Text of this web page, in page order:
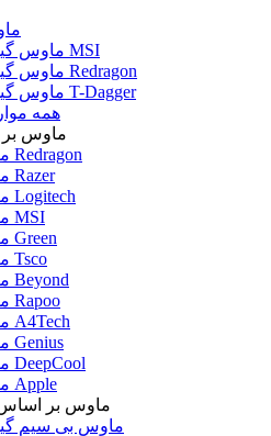
ماوس گیمینگ MSI
ماوس گیمینگ Redragon
ماوس گیمینگ T-Dagger
همه
ماوس بر
ماوس Redragon
ماوس Razer
ماوس Logitech
ماوس MSI
ماوس Green
ماوس Tsco
ماوس Beyond
ماوس Rapoo
ماوس A4Tech
ماوس Genius
ماوس DeepCool
ماوس Apple
ماوس بر اساس
ماوس بی سیم